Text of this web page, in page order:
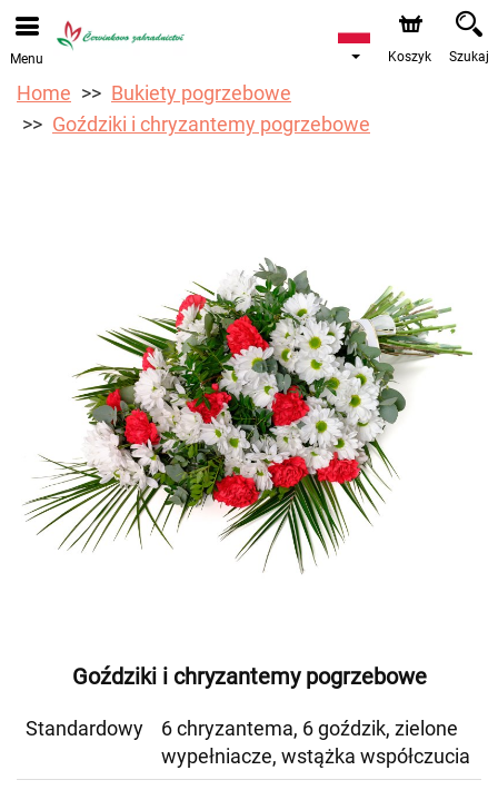
Przyjmujemy zamówienia za pośrednictwem naszego
sklepu internetowego. Najbliższy możliwy termin dostawy
to 17.08.2026 z powodu urlopu.
Menu Koszyk Szukaj
Home
Bukiety pogrzebowe
Goździki i chryzantemy pogrzebowe
Goździki i chryzantemy pogrzebowe
Standardowy
6 chryzantema, 6 goździk, zielone
wypełniacze, wstążka współczucia